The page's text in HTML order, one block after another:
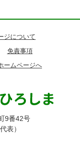
ジについて
免責事項
ームページへ
9番42号
表）